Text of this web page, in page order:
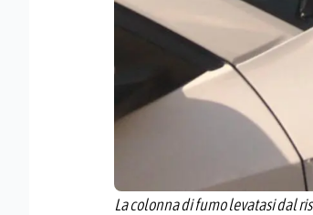
La colonna di fumo levatasi dal